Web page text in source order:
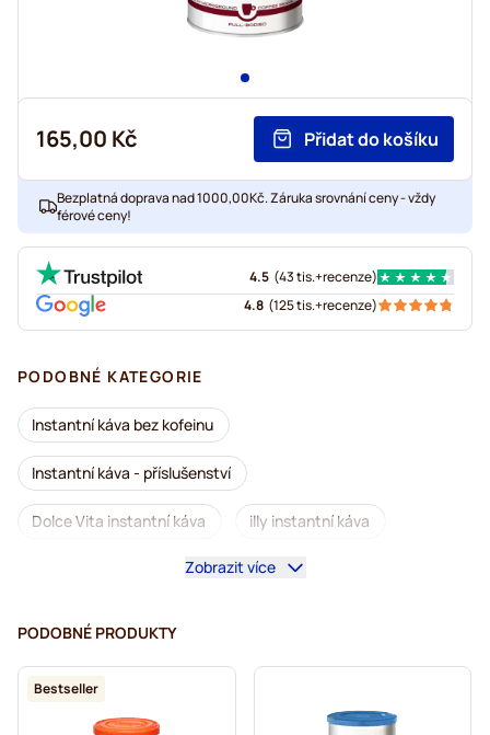
165,00 Kč Přidat do košíku
Bezplatná doprava nad 1000,00Kč. Záruka srovnání ceny - vždy
férové ceny!
4.5 (43 tis.+recenze)
4.8 (125 tis.+recenze)
PODOBNÉ KATEGORIE
Instantní káva bez kofeinu
Instantní káva - příslušenství
Dolce Vita instantní káva illy instantní káva
Zobrazit více
PODOBNÉ PRODUKTY
Bestseller